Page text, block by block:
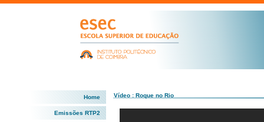
Home
Emissões RTP2
Vídeo : Roque no Rio